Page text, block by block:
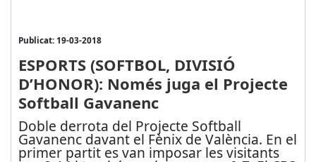
Publicat: 19-03-2018
ESPORTS (SOFTBOL, DIVISIÓ
D’HONOR): Només juga el Projecte
Softball Gavanenc
Doble derrota del Projecte Softball
Gavanenc davant el Fènix de València. En el
primer partit es van imposar les visitants